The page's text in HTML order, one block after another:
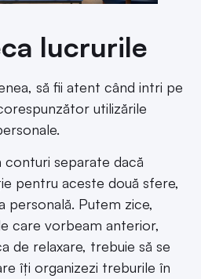
lucrurile
să fii atent când intri pe
utilizările
separate dacă
pentru aceste două sfere,
personală. Putem zice,
care vorbeam anterior,
de relaxare, trebuie să se
îți organizezi treburile în